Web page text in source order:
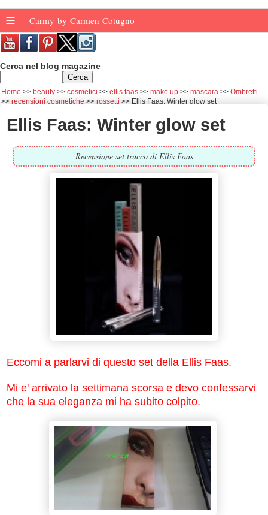
≡ Carmy by Carmen Cotugno
Cerca nel blog magazine
Home beauty cosmetici ellis faas make up mascara
Ombretti
recensioni cosmetiche
rossetti Ellis Faas: Winter glow set
Ellis Faas: Winter glow set
Recensione set trucco di Ellis Faas
Eccomi a parlarvi di questo set della Ellis Faas.
Mi e' arrivato la settimana scorsa e devo confessarvi
che la sua eleganza mi ha subito colpito.